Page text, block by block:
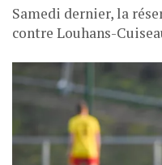
Samedi dernier, la
contre Louhans-